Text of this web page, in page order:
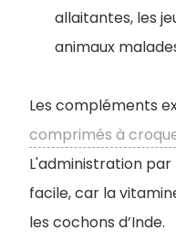
allaitantes, les
animaux
Les compléments
comprimés à
L'administration
facile, car la
les cochons d’Inde.